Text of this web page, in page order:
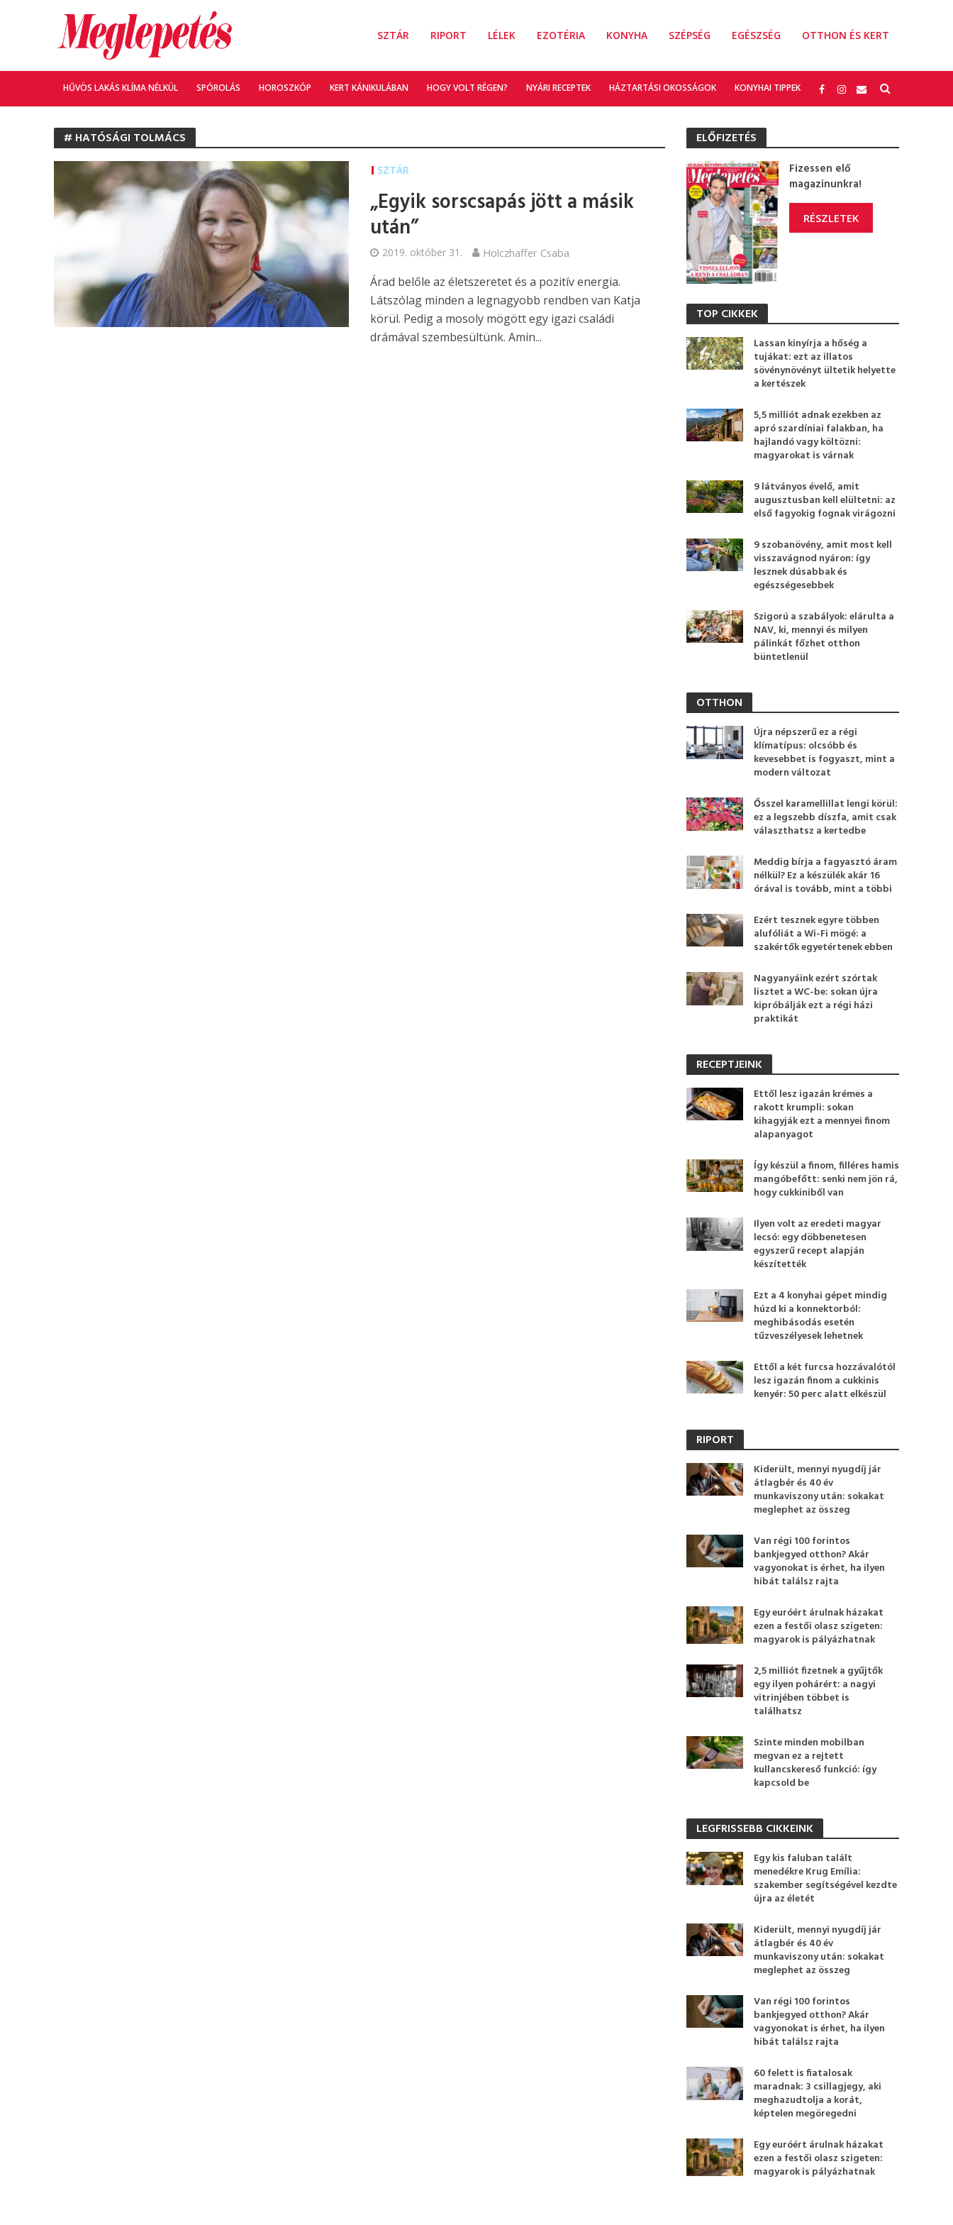
SZTÁR RIPORT LÉLEK EZOTÉRIA KONYHA SZÉPSÉG EGÉSZSÉG OTTHON ÉS KERT
HŰVÖS LAKÁS KLÍMA NÉLKÜL SPÓROLÁS HOROSZKÓP KERT KÁNIKULÁBAN HOGY VOLT RÉGEN? NYÁRI RECEPTEK HÁZTARTÁSI OKOSSÁGOK KONYHAI TIPPEK
# HATÓSÁGI TOLMÁCS
SZTÁR
„Egyik sorscsapás jött a másik
után”
2019. október 31. Holczhaffer Csaba
Árad belőle az életszeretet és a pozitív energia.
Látszólag minden a legnagyobb rendben van Katja
körül. Pedig a mosoly mögött egy igazi családi
drámával szembesültünk. Amin...
ELŐFIZETÉS
Fizessen elő
magazinunkra!
RÉSZLETEK
TOP CIKKEK
Lassan kinyírja a hőség a
tujákat: ezt az illatos
sövénynövényt ültetik helyette
a kertészek
5,5 milliót adnak ezekben az
apró szardíniai falakban, ha
hajlandó vagy költözni:
magyarokat is várnak
9 látványos évelő, amit
augusztusban kell elültetni: az
első fagyokig fognak virágozni
9 szobanövény, amit most kell
visszavágnod nyáron: így
lesznek dúsabbak és
egészségesebbek
Szigorú a szabályok: elárulta a
NAV, ki, mennyi és milyen
pálinkát főzhet otthon
büntetlenül
OTTHON
Újra népszerű ez a régi
klímatípus: olcsóbb és
kevesebbet is fogyaszt, mint a
modern változat
Ősszel karamellillat lengi körül:
ez a legszebb díszfa, amit csak
választhatsz a kertedbe
Meddig bírja a fagyasztó áram
nélkül? Ez a készülék akár 16
órával is tovább, mint a többi
Ezért tesznek egyre többen
alufóliát a Wi-Fi mögé: a
szakértők egyetértenek ebben
Nagyanyáink ezért szórtak
lisztet a WC-be: sokan újra
kipróbálják ezt a régi házi
praktikát
RECEPTJEINK
Ettől lesz igazán krémes a
rakott krumpli: sokan
kihagyják ezt a mennyei finom
alapanyagot
Így készül a finom, filléres hamis
mangóbefőtt: senki nem jön rá,
hogy cukkiniből van
Ilyen volt az eredeti magyar
lecsó: egy döbbenetesen
egyszerű recept alapján
készítették
Ezt a 4 konyhai gépet mindig
húzd ki a konnektorból:
meghibásodás esetén
tűzveszélyesek lehetnek
Ettől a két furcsa hozzávalótól
lesz igazán finom a cukkinis
kenyér: 50 perc alatt elkészül
RIPORT
Kiderült, mennyi nyugdíj jár
átlagbér és 40 év
munkaviszony után: sokakat
meglephet az összeg
Van régi 100 forintos
bankjegyed otthon? Akár
vagyonokat is érhet, ha ilyen
hibát találsz rajta
Egy euróért árulnak házakat
ezen a festői olasz szigeten:
magyarok is pályázhatnak
2,5 milliót fizetnek a gyűjtők
egy ilyen pohárért: a nagyi
vitrinjében többet is
találhatsz
Szinte minden mobilban
megvan ez a rejtett
kullancskereső funkció: így
kapcsold be
LEGFRISSEBB CIKKEINK
Egy kis faluban talált
menedékre Krug Emília:
szakember segítségével kezdte
újra az életét
Kiderült, mennyi nyugdíj jár
átlagbér és 40 év
munkaviszony után: sokakat
meglephet az összeg
Van régi 100 forintos
bankjegyed otthon? Akár
vagyonokat is érhet, ha ilyen
hibát találsz rajta
60 felett is fiatalosak
maradnak: 3 csillagjegy, aki
meghazudtolja a korát,
képtelen megöregedni
Egy euróért árulnak házakat
ezen a festői olasz szigeten:
magyarok is pályázhatnak